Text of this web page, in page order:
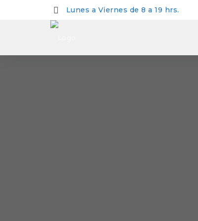
Lunes a Viernes de 8 a 19 hrs.